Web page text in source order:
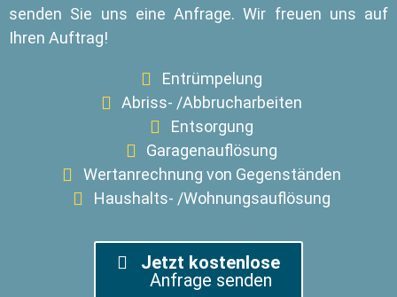
senden Sie uns eine Anfrage. Wir freuen uns auf
Ihren Auftrag!
Entrümpelung
Abriss- /Abbrucharbeiten
Entsorgung
Garagenauflösung
Wertanrechnung von Gegenständen
Haushalts- /Wohnungsauflösung
Jetzt kostenlose
Anfrage senden